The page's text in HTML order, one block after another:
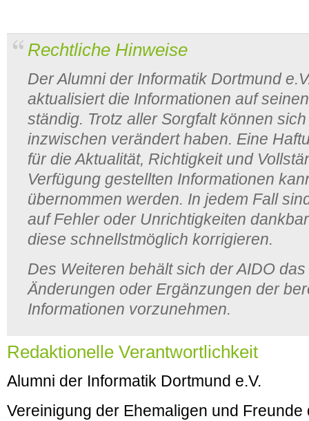
Rechtliche Hinweise
Der Alumni der Informatik Dortmund
aktualisiert die Informationen auf
ständig. Trotz aller Sorgfalt können
inzwischen verändert haben. Eine
für die Aktualität, Richtigkeit und
Verfügung gestellten Informationen
übernommen werden. In jedem Fall
auf Fehler oder Unrichtigkeiten
diese schnellstmöglich korrigieren.
Des Weiteren behält sich der AIDO
Änderungen oder Ergänzungen der
Informationen vorzunehmen.
Redaktionelle Verantwortlichkeit
Alumni der Informatik Dortmund e.V.
Vereinigung der Ehemaligen und Freunde